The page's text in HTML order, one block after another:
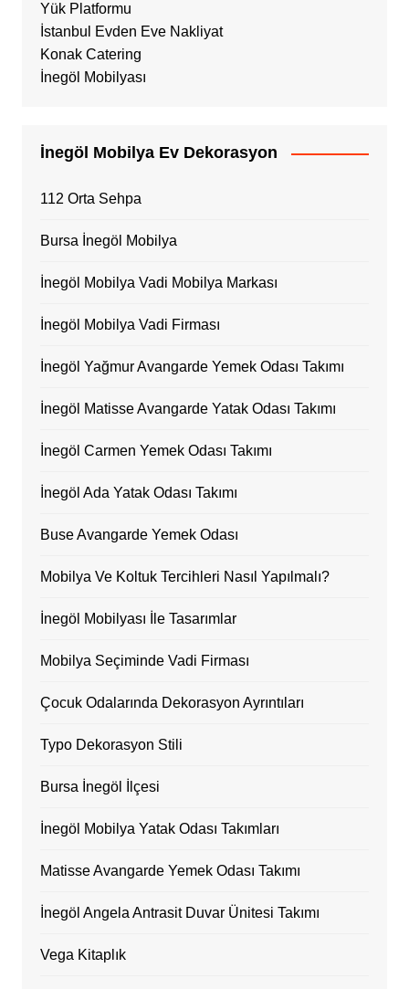
Yük Platformu
İstanbul Evden Eve Nakliyat
Konak Catering
İnegöl Mobilyası
İnegöl Mobilya Ev Dekorasyon
112 Orta Sehpa
Bursa İnegöl Mobilya
İnegöl Mobilya Vadi Mobilya Markası
İnegöl Mobilya Vadi Firması
İnegöl Yağmur Avangarde Yemek Odası Takımı
İnegöl Matisse Avangarde Yatak Odası Takımı
İnegöl Carmen Yemek Odası Takımı
İnegöl Ada Yatak Odası Takımı
Buse Avangarde Yemek Odası
Mobilya Ve Koltuk Tercihleri Nasıl Yapılmalı?
İnegöl Mobilyası İle Tasarımlar
Mobilya Seçiminde Vadi Firması
Çocuk Odalarında Dekorasyon Ayrıntıları
Typo Dekorasyon Stili
Bursa İnegöl İlçesi
İnegöl Mobilya Yatak Odası Takımları
Matisse Avangarde Yemek Odası Takımı
İnegöl Angela Antrasit Duvar Ünitesi Takımı
Vega Kitaplık